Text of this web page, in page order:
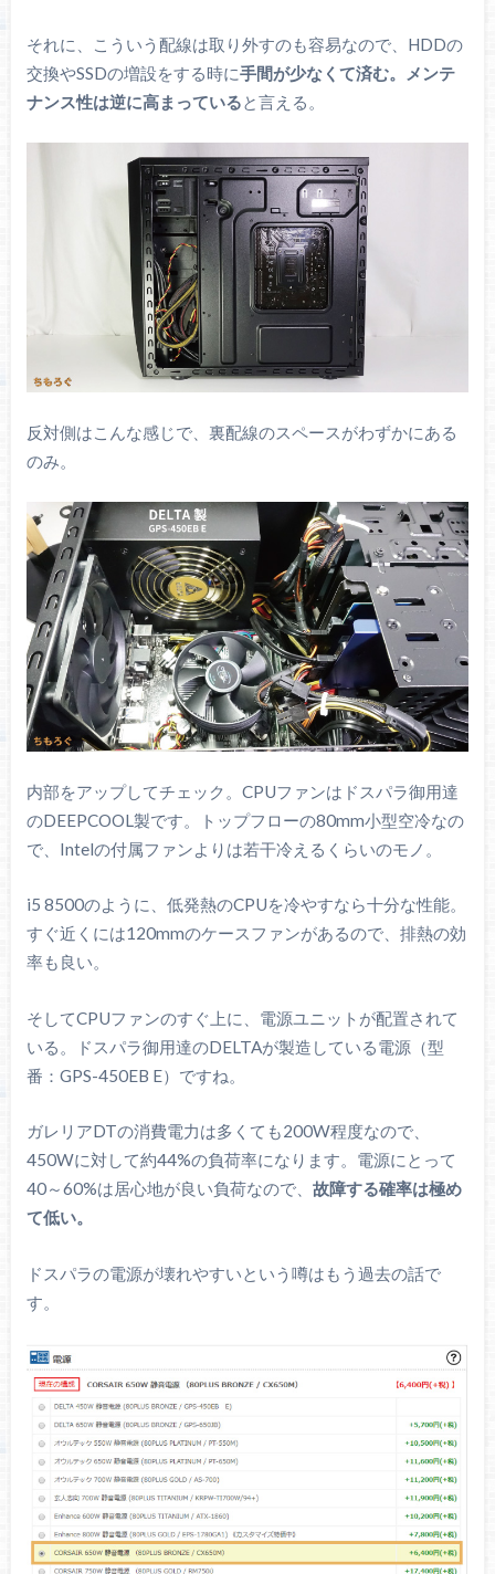
それに、こういう配線は取り外すのも容易なので、HDDの
交換やSSDの増設をする時に手間が少なくて済む。メンテ
ナンス性は逆に高まっていると言える。
反対側はこんな感じで、裏配線のスペースがわずかにある
のみ。
内部をアップしてチェック。CPUファンはドスパラ御用達
のDEEPCOOL製です。トップフローの80mm小型空冷なの
で、Intelの付属ファンよりは若干冷えるくらいのモノ。
i5 8500のように、低発熱のCPUを冷やすなら十分な性能。
すぐ近くには120mmのケースファンがあるので、排熱の効
率も良い。
そしてCPUファンのすぐ上に、電源ユニットが配置されて
いる。ドスパラ御用達のDELTAが製造している電源（型
番：GPS-450EB E）ですね。
ガレリアDTの消費電力は多くても200W程度なので、
450Wに対して約44%の負荷率になります。電源にとって
40～60%は居心地が良い負荷なので、 故障する確率は極め
て低い。
ドスパラの電源が壊れやすいという噂はもう過去の話で
す。